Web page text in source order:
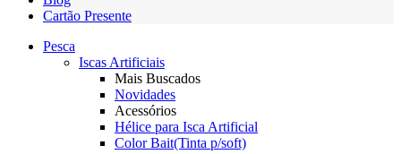
Cartão Presente
Pesca
Iscas Artificiais
Mais Buscados
Novidades
Acessórios
Hélice para Isca Artificial
Color Bait(Tinta p/soft)